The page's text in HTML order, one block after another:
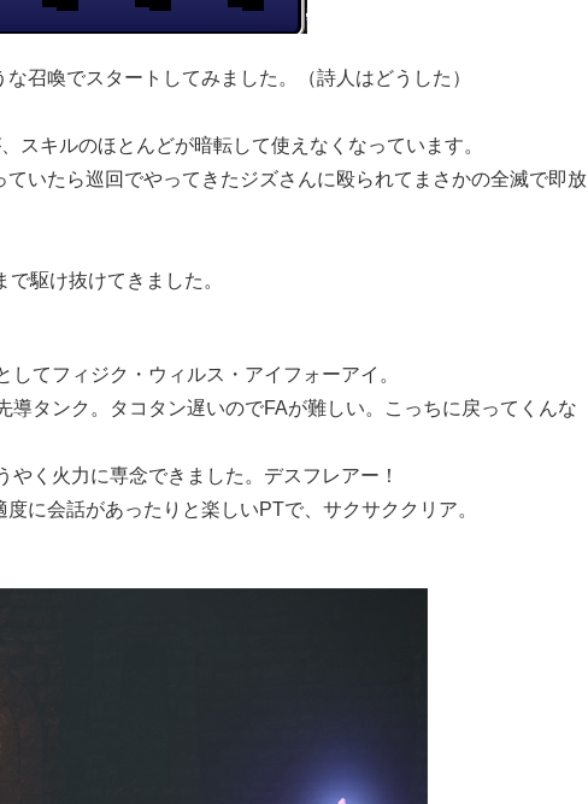
召喚でスタートしてみました。（詩人はどうした）
スキルのほとんどが暗転して使えなくなっています。
いたら巡回でやってきたジズさんに殴られてまさかの全滅で即放
駆け抜けてきました。
てフィジク・ウィルス・アイフォーアイ。
タンク。タコタン遅いのでFAが難しい。こっちに戻ってくんな
く火力に専念できました。デスフレアー！
に会話があったりと楽しいPTで、サクサククリア。